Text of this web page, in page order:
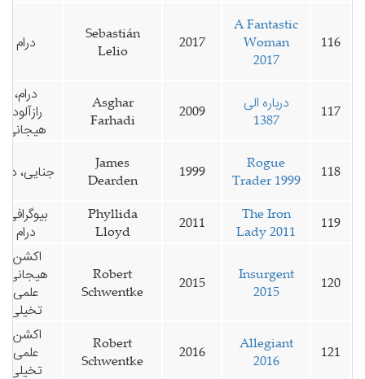
116
A Fantastic
Woman
2017
2017
Sebastián
Lelio
درام
117
درباره الی
1387
2009
Asghar
Farhadi
درام،
رازآلود،
هیجانی
118
Rogue
Trader 1999
1999
James
Dearden
جنایی،
119
The Iron
Lady 2011
2011
Phyllida
Lloyd
بیوگرافی،
درام
120
Insurgent
2015
2015
Robert
Schwentke
اکشن،
هیجانی،
علمی
تخیلی
121
Allegiant
2016
2016
Robert
Schwentke
اکشن،
علمی
تخیلی